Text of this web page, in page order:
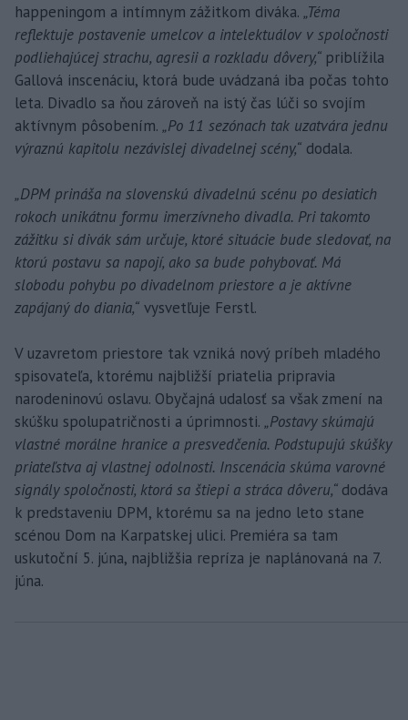
happeningom a intímnym zážitkom diváka. „Téma
reflektuje postavenie umelcov a intelektuálov v spoločnosti
podliehajúcej strachu, agresii a rozkladu dôvery,“ priblížila
Gallová inscenáciu, ktorá bude uvádzaná iba počas tohto
leta. Divadlo sa ňou zároveň na istý čas lúči so svojím
aktívnym pôsobením. „Po 11 sezónach tak uzatvára jednu
výraznú kapitolu nezávislej divadelnej scény,“ dodala.
„DPM prináša na slovenskú divadelnú scénu po desiatich
rokoch unikátnu formu imerzívneho divadla. Pri takomto
zážitku si divák sám určuje, ktoré situácie bude sledovať, na
ktorú postavu sa napojí, ako sa bude pohybovať. Má
slobodu pohybu po divadelnom priestore a je aktívne
zapájaný do diania,“ vysvetľuje Ferstl.
V uzavretom priestore tak vzniká nový príbeh mladého
spisovateľa, ktorému najbližší priatelia pripravia
narodeninovú oslavu. Obyčajná udalosť sa však zmení na
skúšku spolupatričnosti a úprimnosti. „Postavy skúmajú
vlastné morálne hranice a presvedčenia. Podstupujú skúšky
priateľstva aj vlastnej odolnosti. Inscenácia skúma varovné
signály spoločnosti, ktorá sa štiepi a stráca dôveru,“ dodáva
k predstaveniu DPM, ktorému sa na jedno leto stane
scénou Dom na Karpatskej ulici. Premiéra sa tam
uskutoční 5. júna, najbližšia repríza je naplánovaná na 7.
júna.